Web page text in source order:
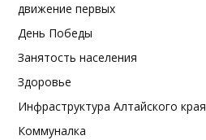
движение первых
День Победы
Занятость населения
Здоровье
Инфраструктура Алтайского края
Коммуналка